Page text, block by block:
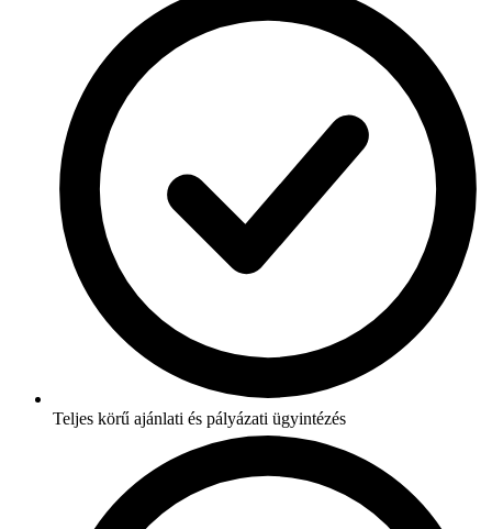
Teljes körű ajánlati és pályázati ügyintézés